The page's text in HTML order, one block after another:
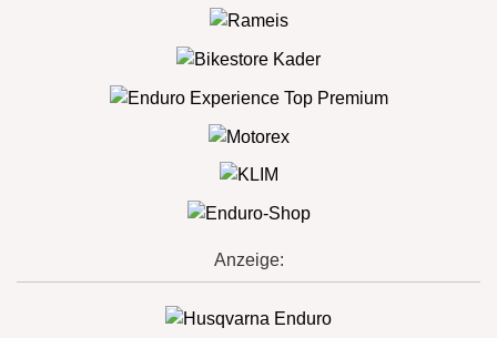
Anzeige: